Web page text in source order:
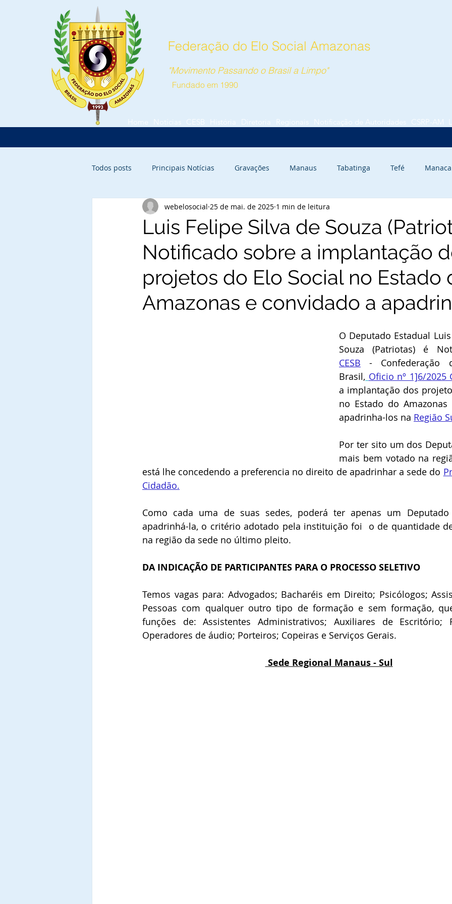
Home Notícias CESB História Diretoria Regionais Notificação de Autoridades CSRP-AM
Federação do Elo Social Amazonas
"Movimento Passando o Brasil a Limpo"
Fundado em 1990
Todos posts Principais Notícias Gravações Manaus Tabatinga Tefé
Itacoatiara Carauari Autazes
Luis Felipe Silva de Souza
Notificado sobre a implantação
projetos do Elo Social no Estado
Amazonas e convidado a
webelosocial 25 de mai. de 2025 1 min de leitura
O Deputado Estadual
CESB - Confederação
Brasil, Oficio nº 1]6/2025
a implantação dos
no Estado do
apadrinha-los na Região
Por ter sito um dos
mais bem votado na
está lhe concedendo a preferencia no direito de apadrinhar a sede do
Cidadão.
Como cada uma de suas sedes, poderá ter apenas um Deputado
apadrinhá-la, o critério adotado pela instituição foi  o de quantidade
na região da sede no último pleito.
DA INDICAÇÃO DE PARTICIPANTES PARA O PROCESSO SELETIVO
Temos vagas para: Advogados; Bacharéis em Direito; Psicólogos;
Pessoas com qualquer outro tipo de formação e sem formação,
funções de: Assistentes Administrativos; Auxiliares de Escritório;
Operadores de áudio; Porteiros; Copeiras e Serviços Gerais.
Sede Regional Manaus - Sul